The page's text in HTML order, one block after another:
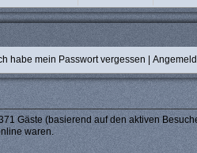
habe mein Passwort vergessen
Gäste (basierend auf den aktiven
waren.